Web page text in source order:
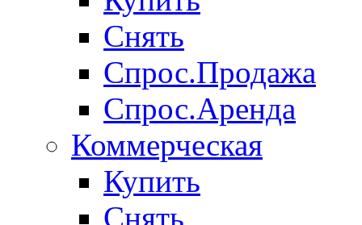
Снять
Спрос.Продажа
Спрос.Аренда
Коммерческая
Купить
Снять